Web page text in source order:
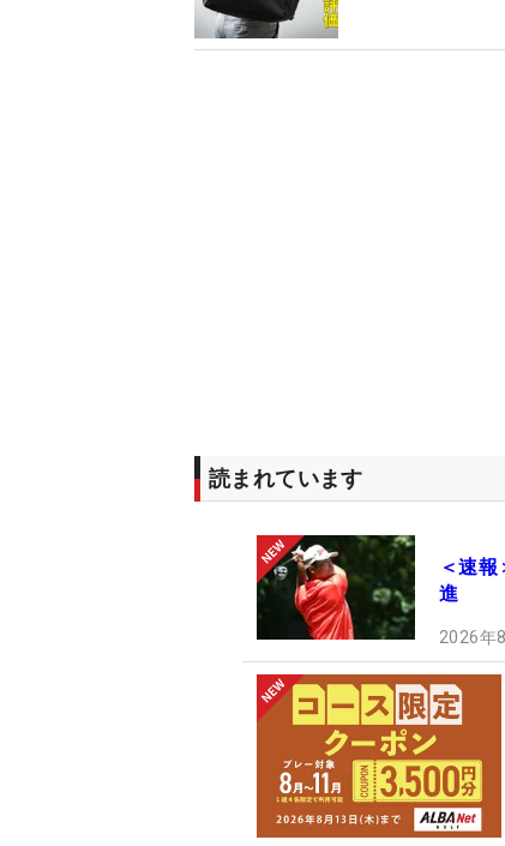
読まれています
＜速
進
2026年